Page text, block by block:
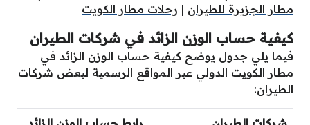
مطار الجزيرة للطيران | رحلات مطار الكويت
كيفية حساب الوزن الزائد في شركات الطيران
فيما يلي جدول يوضح كيفية حساب الوزن الزائد في
مطار الكويت الدولي عبر المواقع الرسمية لبعض شركات
الطيران: